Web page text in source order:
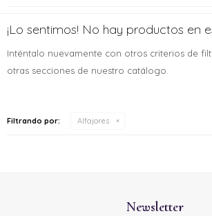
¡Lo sentimos! No hay productos en
Inténtalo nuevamente con otros criterios de
otras secciones de nuestro catálogo.
Filtrando por: Alfajores
Newsletter